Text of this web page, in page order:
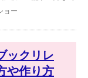
ョー
ックリレ
や作り方